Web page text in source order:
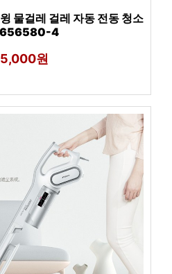
물걸레 걸레 자동 전동 청소
4
원